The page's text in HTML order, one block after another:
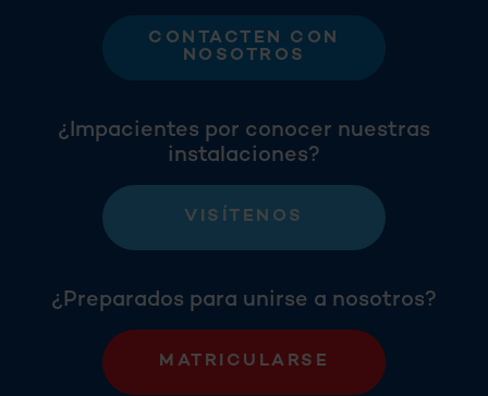
CONTACTEN CON
NOSOTROS
¿Impacientes por conocer nuestras
instalaciones?
VISÍTENOS
¿Preparados para unirse a nosotros?
MATRICULARSE